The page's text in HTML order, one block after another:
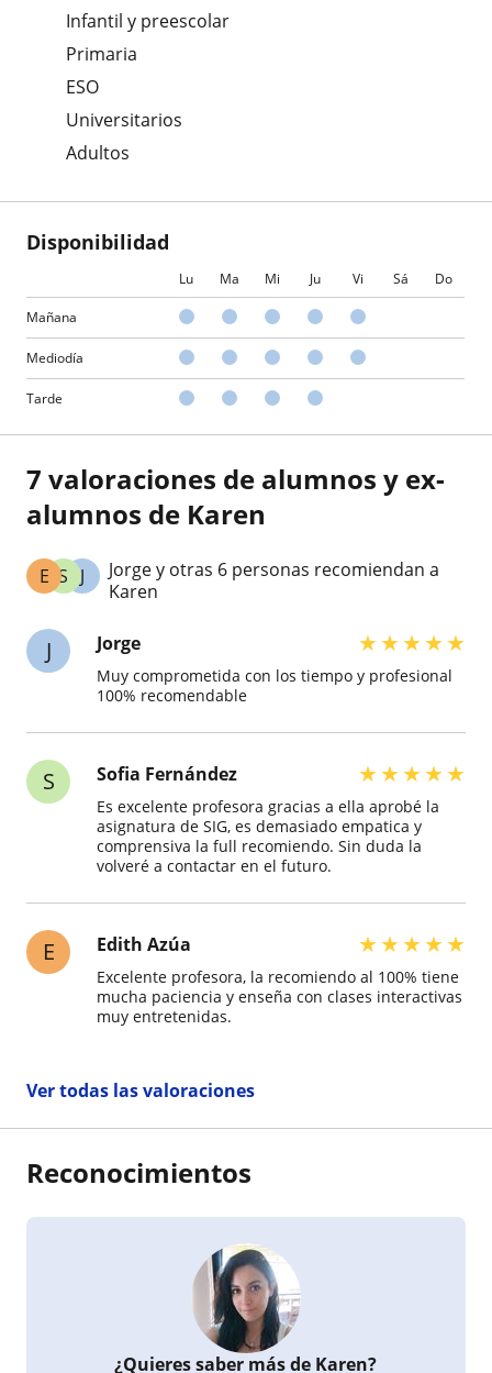
Infantil y preescolar
Primaria
ESO
Universitarios
Adultos
Disponibilidad
Lu Ma Mi Ju Vi Sá Do
Mañana
Mediodía
Tarde
7 valoraciones de alumnos y ex-
alumnos de Karen
J
S
E
Jorge y otras 6 personas recomiendan a
Karen
J Jorge ★★★★★
Muy comprometida con los tiempo y profesional
100% recomendable
S Sofia Fernández ★★★★★
Es excelente profesora gracias a ella aprobé la
asignatura de SIG, es demasiado empatica y
comprensiva la full recomiendo. Sin duda la
volveré a contactar en el futuro.
E Edith Azúa ★★★★★
Excelente profesora, la recomiendo al 100% tiene
mucha paciencia y enseña con clases interactivas
muy entretenidas.
Ver todas las valoraciones
Reconocimientos
¿Quieres saber más de Karen?